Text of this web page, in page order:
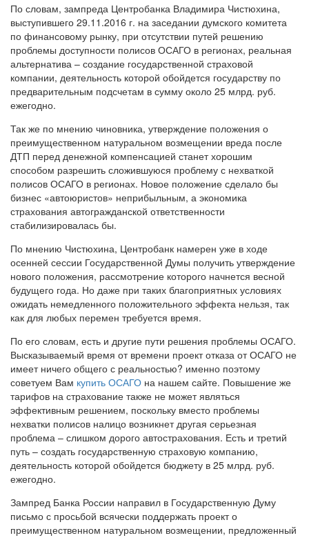
По словам, зампреда Центробанка Владимира Чистюхина,
выступившего 29.11.2016 г. на заседании думского комитета
по финансовому рынку, при отсутствии путей решению
проблемы доступности полисов ОСАГО в регионах, реальная
альтернатива – создание государственной страховой
компании, деятельность которой обойдется государству по
предварительным подсчетам в сумму около 25 млрд. руб.
ежегодно.
Так же по мнению чиновника, утверждение положения о
преимущественном натуральном возмещении вреда после
ДТП перед денежной компенсацией станет хорошим
способом разрешить сложившуюся проблему с нехваткой
полисов ОСАГО в регионах. Новое положение сделало бы
бизнес «автоюристов» неприбыльным, а экономика
страхования автогражданской ответственности
стабилизировалась бы.
По мнению Чистюхина, Центробанк намерен уже в ходе
осенней сессии Государственной Думы получить утверждение
нового положения, рассмотрение которого начнется весной
будущего года. Но даже при таких благоприятных условиях
ожидать немедленного положительного эффекта нельзя, так
как для любых перемен требуется время.
По его словам, есть и другие пути решения проблемы ОСАГО.
Высказываемый время от времени проект отказа от ОСАГО не
имеет ничего общего с реальностью? именно поэтому
советуем Вам купить ОСАГО на нашем сайте. Повышение же
тарифов на страхование также не может являться
эффективным решением, поскольку вместо проблемы
нехватки полисов налицо возникнет другая серьезная
проблема – слишком дорого автострахования. Есть и третий
путь – создать государственную страховую компанию,
деятельность которой обойдется бюджету в 25 млрд. руб.
ежегодно.
Зампред Банка России направил в Государственную Думу
письмо с просьбой всячески поддержать проект о
преимущественном натуральном возмещении, предложенный